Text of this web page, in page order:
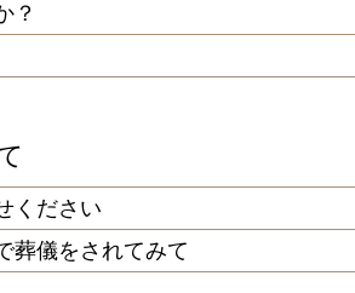
？
ください
葬儀をされてみて